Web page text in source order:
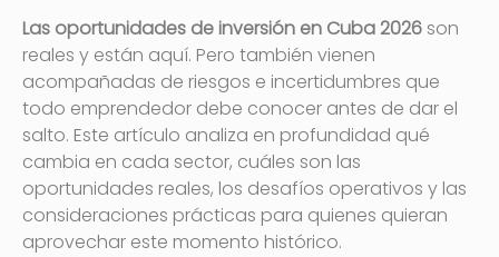
Las oportunidades de inversión en Cuba 2026 son
reales y están aquí. Pero también vienen
acompañadas de riesgos e incertidumbres que
todo emprendedor debe conocer antes de dar el
salto. Este artículo analiza en profundidad qué
cambia en cada sector, cuáles son las
oportunidades reales, los desafíos operativos y las
consideraciones prácticas para quienes quieran
aprovechar este momento histórico.